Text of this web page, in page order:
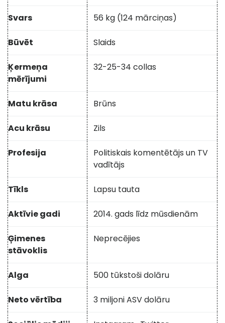
Svars 56 kg (124 mārciņas)
Būvēt Slaids
Ķermeņa
mērījumi
32-25-34 collas
Matu krāsa Brūns
Acu krāsu Zils
Profesija
Politiskais komentētājs un TV
vadītājs
Tīkls Lapsu tauta
Aktīvie gadi 2014. gads līdz mūsdienām
Ģimenes
stāvoklis
Neprecējies
Alga 500 tūkstoši dolāru
Neto vērtība 3 miljoni ASV dolāru